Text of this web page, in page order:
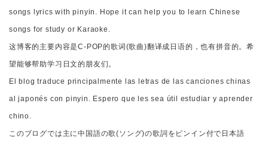
songs lyrics with pinyin. Hope it can help you to learn Chinese
songs for study or Karaoke.
这博客的主要内容是C-POP的歌词(歌曲)翻译成日语的，也有拼音的。希
望能够帮助学习日文的朋友们。
El blog traduce principalmente las letras de las canciones chinas
al japonés con pinyin. Espero que les sea útil estudiar y aprender
chino.
このブログでは主に中国語の歌(ソング)の歌詞をピンイン付で日本語